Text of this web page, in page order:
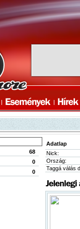
68
0
0
Adatlap
Nick:
Ország:
Taggá válás